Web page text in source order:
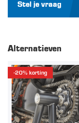
Stel je vraag
Alternatieven
-20% korting